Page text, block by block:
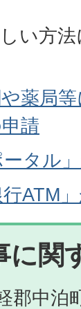
い方
や薬局
請
ータル
行ATM
に関
郡中泊